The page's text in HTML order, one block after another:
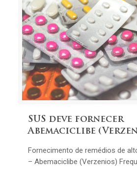
SUS deve fornecer
Abemaciclibe
Fornecimento de remédios de
– Abemaciclibe (Verzenios)